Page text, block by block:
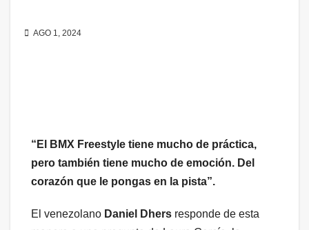
AGO 1, 2024
“El BMX Freestyle tiene mucho de práctica,
pero también tiene mucho de emoción. Del
corazón que le pongas en la pista”.
El venezolano Daniel Dhers responde de esta